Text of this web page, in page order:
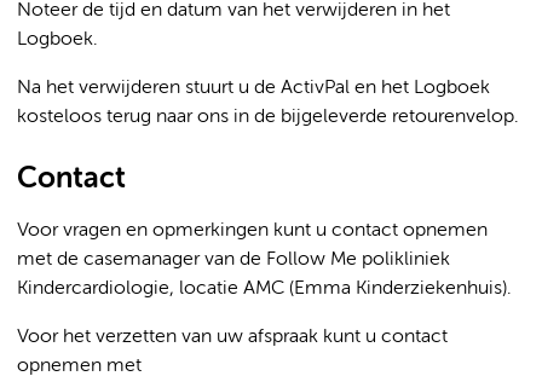
Noteer de tijd en datum van het verwijderen in het
Logboek.
Na het verwijderen stuurt u de ActivPal en het Logboek
kosteloos terug naar ons in de bijgeleverde retourenvelop.
Contact
Voor vragen en opmerkingen kunt u contact opnemen
met de casemanager van de Follow Me polikliniek
Kindercardiologie, locatie AMC (Emma Kinderziekenhuis).
Voor het verzetten van uw afspraak kunt u contact
opnemen met